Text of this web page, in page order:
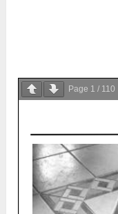
Page 1 / 110